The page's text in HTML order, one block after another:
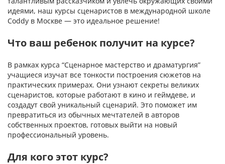
идеями, наш курсы сценаристов в международной школе
Coddy в Москве — это идеальное решение!
Что ваш ребенок получит на курсе?
В рамках курса “Сценарное мастерство и драматургия”
учащиеся изучат все тонкости построения сюжетов на
практических примерах. Они узнают секреты великих
сценаристов, которые работают в кино и геймдеве, и
создадут свой уникальный сценарий. Это поможет им
превратиться из обычных мечтателей в авторов
собственных проектов, готовых выйти на новый
профессиональный уровень.
Для кого этот курс?